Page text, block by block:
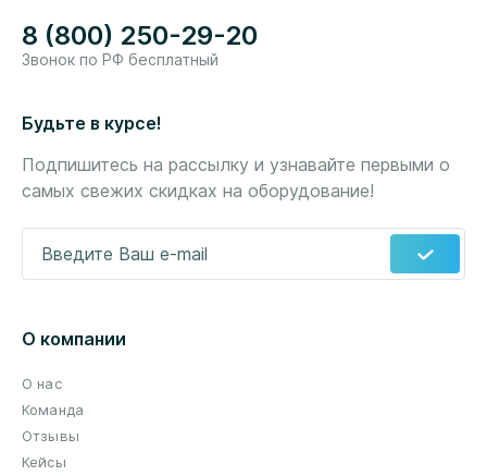
8 (800) 250-29-20
Звонок по РФ бесплатный
Будьте в курсе!
Подпишитесь на рассылку и узнавайте первыми о
самых свежих скидках на оборудование!
О компании
О нас
Команда
Отзывы
Кейсы